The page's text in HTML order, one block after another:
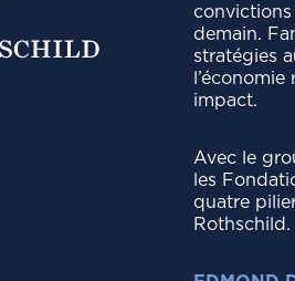
demain.
stratégies
impact.
Avec le
les
quatre
Rothschild.